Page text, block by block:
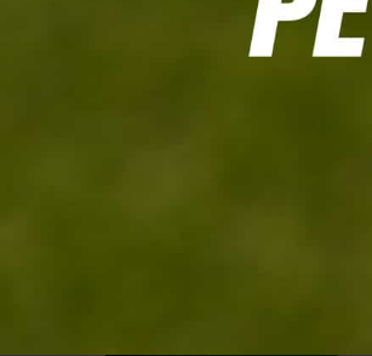
Les clés pour mieux